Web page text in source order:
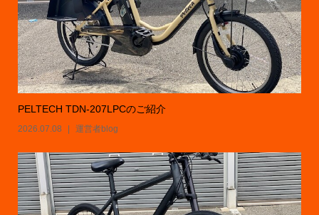
PELTECH TDN-207LPCのご紹介
2026.07.08 運営者blog